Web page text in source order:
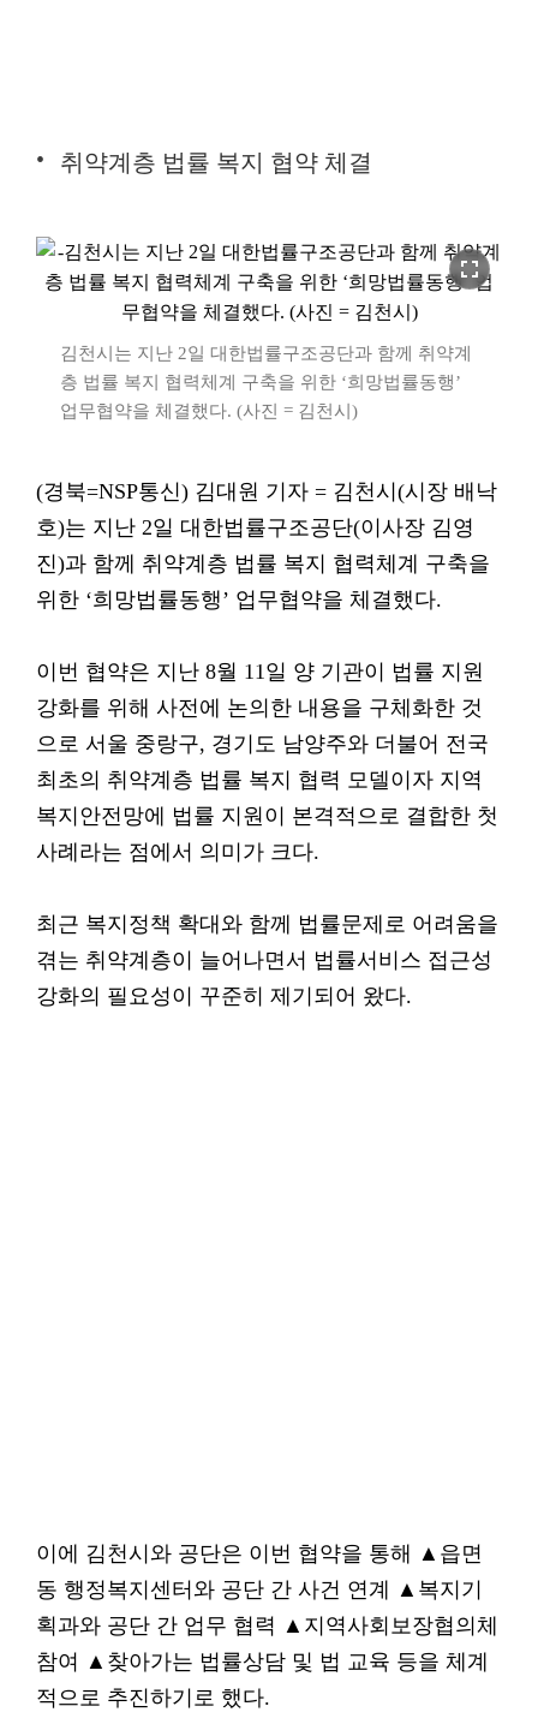
취약계층 법률 복지 협약 체결
fullscreen
김천시는 지난 2일 대한법률구조공단과 함께 취약계
층 법률 복지 협력체계 구축을 위한 ‘희망법률동행’
업무협약을 체결했다. (사진 = 김천시)
(경북=NSP통신) 김대원 기자 = 김천시(시장 배낙
호)는 지난 2일 대한법률구조공단(이사장 김영
진)과 함께 취약계층 법률 복지 협력체계 구축을
위한 ‘희망법률동행’ 업무협약을 체결했다.
이번 협약은 지난 8월 11일 양 기관이 법률 지원
강화를 위해 사전에 논의한 내용을 구체화한 것
으로 서울 중랑구, 경기도 남양주와 더불어 전국
최초의 취약계층 법률 복지 협력 모델이자 지역
복지안전망에 법률 지원이 본격적으로 결합한 첫
사례라는 점에서 의미가 크다.
최근 복지정책 확대와 함께 법률문제로 어려움을
겪는 취약계층이 늘어나면서 법률서비스 접근성
강화의 필요성이 꾸준히 제기되어 왔다.
이에 김천시와 공단은 이번 협약을 통해 ▲읍면
동 행정복지센터와 공단 간 사건 연계 ▲복지기
획과와 공단 간 업무 협력 ▲지역사회보장협의체
참여 ▲찾아가는 법률상담 및 법 교육 등을 체계
적으로 추진하기로 했다.